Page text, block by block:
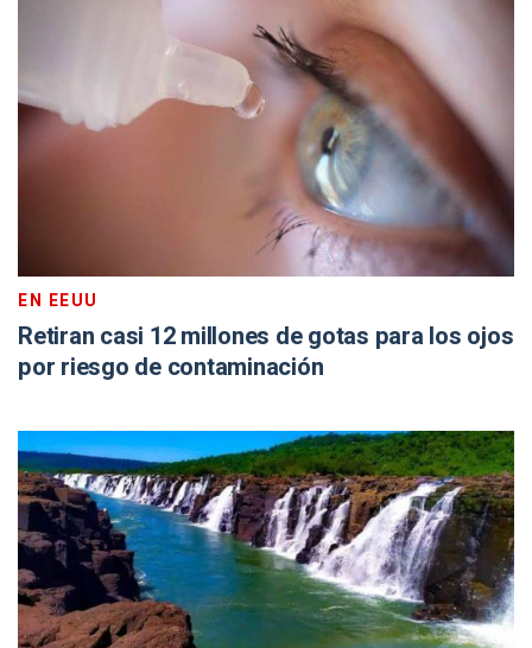
EN EEUU
Retiran casi 12 millones de gotas para los ojos
por riesgo de contaminación